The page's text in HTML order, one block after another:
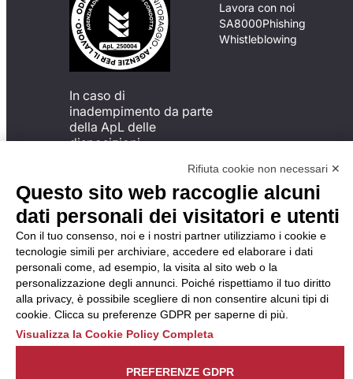
In caso di
inadempimento da parte
della ApL delle
disposizioni
possibile presentare un
reclamo
all’Organismo di
Monitoraggio utilizzando
una delle modalità
descritte al seguente
indirizzo web
https://odm-
agenzielavoro.it/reclami/.
Lavora con noi
SA8000Phishing
Whistleblowing
Rifiuta cookie non necessari ✕
Questo sito web raccoglie alcuni
dati personali dei visitatori e utenti
Con il tuo consenso, noi e i nostri partner utilizziamo i cookie e
tecnologie simili per archiviare, accedere ed elaborare i dati
personali come, ad esempio, la visita al sito web o la
personalizzazione degli annunci. Poiché rispettiamo il tuo diritto
alla privacy, è possibile scegliere di non consentire alcuni tipi di
cookie. Clicca su preferenze GDPR per saperne di più.
Visualizza la Cookie Policy Completa
PREFERENZE GDPR